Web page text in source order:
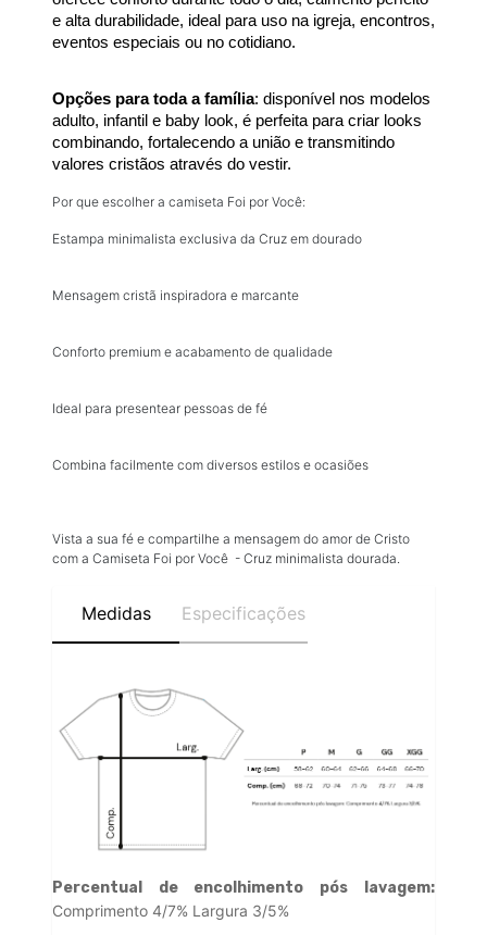
e alta durabilidade, ideal para uso na igreja, encontros,
eventos especiais ou no cotidiano.
Opções para toda a família: disponível nos modelos
adulto, infantil e baby look, é perfeita para criar looks
combinando, fortalecendo a união e transmitindo
valores cristãos através do vestir.
Por que escolher a camiseta Foi por Você:
Estampa minimalista exclusiva da Cruz em dourado
Mensagem cristã inspiradora e marcante
Conforto premium e acabamento de qualidade
Ideal para presentear pessoas de fé
Combina facilmente com diversos estilos e ocasiões
Vista a sua fé e compartilhe a mensagem do amor de Cristo
com a Camiseta Foi por Você - Cruz minimalista dourada.
Medidas Especificações
Percentual de encolhimento pós lavagem:
Comprimento 4/7% Largura 3/5%